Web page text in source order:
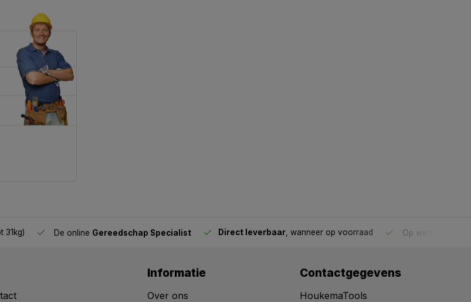
31kg) De online Gereedschap Specialist Direct leverbaar , wanneer op voorraad Op werkdagen
Informatie
Over ons
Contactgegevens
HoukemaTools